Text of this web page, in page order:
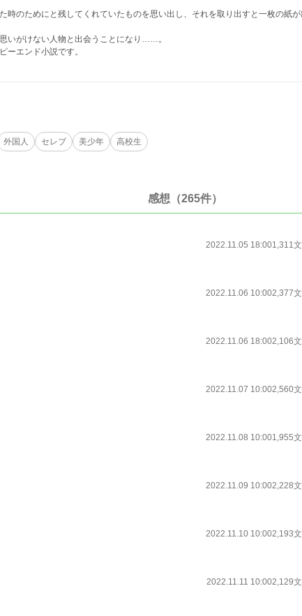
時のためにと残してくれていたものを思い出し、それを取り出すと一枚の紙が
いがけない人物と出会うことになり……。
ーエンド小説です。
外国人 セレブ 美少年 高校生
感想（265件）
2022.11.05 18:001,311
2022.11.06 10:002,377
2022.11.06 18:002,106
2022.11.07 10:002,560
2022.11.08 10:001,955
2022.11.09 10:002,228
2022.11.10 10:002,193
2022.11.11 10:002,129